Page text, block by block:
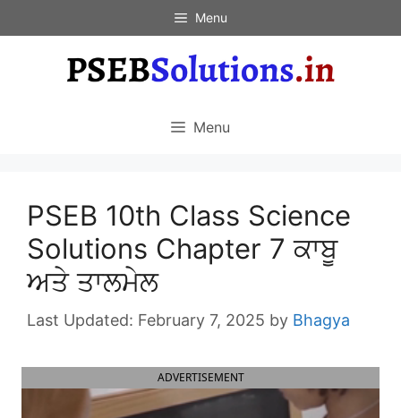
to
Menu
Menu
PSEB 10th Class Science
Solutions Chapter 7 ਕਾਬੂ
ਅਤੇ ਤਾਲਮੇਲ
February 7, 2025 by Bhagya
ADVERTISEMENT